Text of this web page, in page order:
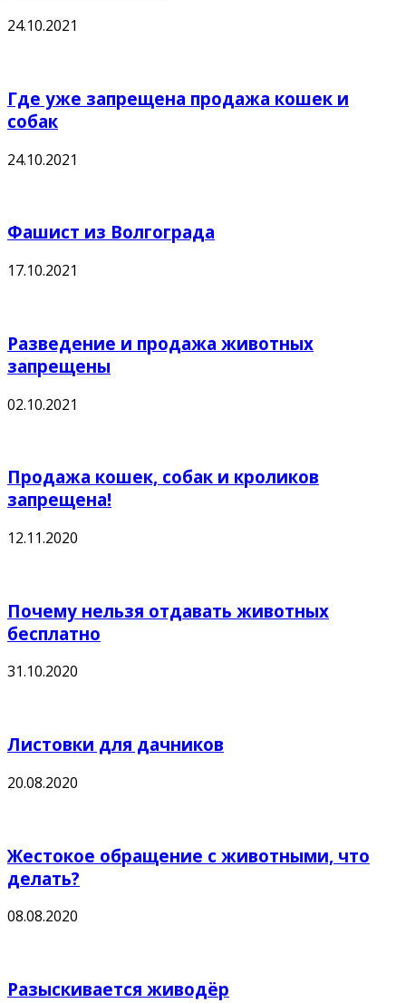
24.10.2021
Где уже запрещена продажа кошек и
собак
24.10.2021
Фашист из Волгограда
17.10.2021
Разведение и продажа животных
запрещены
02.10.2021
Продажа кошек, собак и кроликов
запрещена!
12.11.2020
Почему нельзя отдавать животных
бесплатно
31.10.2020
Листовки для дачников
20.08.2020
Жестокое обращение с животными, что
делать?
08.08.2020
Разыскивается живодёр